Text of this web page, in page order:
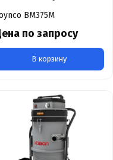
BM375M
по запросу
В корзину